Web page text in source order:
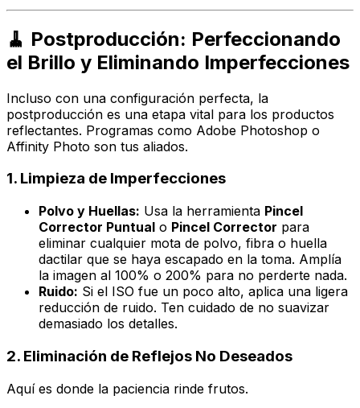
🧹 Postproducción: Perfeccionando
el Brillo y Eliminando Imperfecciones
Incluso con una configuración perfecta, la
postproducción es una etapa vital para los productos
reflectantes. Programas como Adobe Photoshop o
Affinity Photo son tus aliados.
1. Limpieza de Imperfecciones
Polvo y Huellas: Usa la herramienta Pincel
Corrector Puntual o Pincel Corrector para
eliminar cualquier mota de polvo, fibra o huella
dactilar que se haya escapado en la toma. Amplía
la imagen al 100% o 200% para no perderte nada.
Ruido: Si el ISO fue un poco alto, aplica una ligera
reducción de ruido. Ten cuidado de no suavizar
demasiado los detalles.
2. Eliminación de Reflejos No Deseados
Aquí es donde la paciencia rinde frutos.